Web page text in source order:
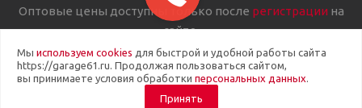
Оптовые цены доступны только после регистрации на
сайте.
Мы используем cookies для быстрой и удобной работы сайта
https://garage61.ru. Продолжая пользоваться сайтом,
вы принимаете условия обработки персональных данных.
Принять